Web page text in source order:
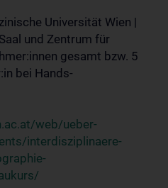
Universität Wien |
und Zentrum für
gesamt bzw. 5
bei Hands-
web/ueber-
interdisziplinaere-